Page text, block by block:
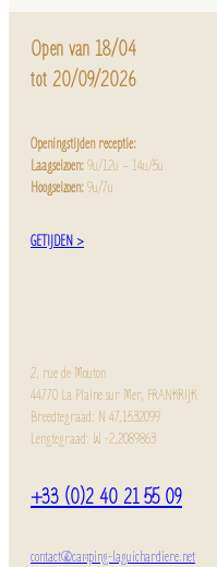
Open van 18/04
tot 20/09/2026
Openingstijden receptie:
Laagseizoen:9u/12u – 14u/5u
Hoogseizoen:9u/7u
GETIJDEN >
2, rue de Mouton
44770 La Plaine sur Mer, FRANKRIJK
Breedtegraad: N 47,1532099
Lengtegraad: W -2,2089863
+33 (0)2 40 21 55 09
contact@camping-laguichardiere.net